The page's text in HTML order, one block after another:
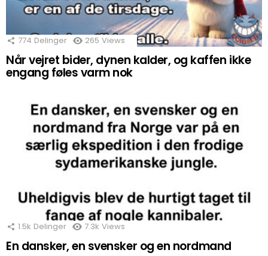
774 Delinger 265 Views
Når vejret bider, dynen kalder, og kaffen ikke
engang føles varm nok
1.5k Delinger 7.3k Views
En dansker, en svensker og en nordmand